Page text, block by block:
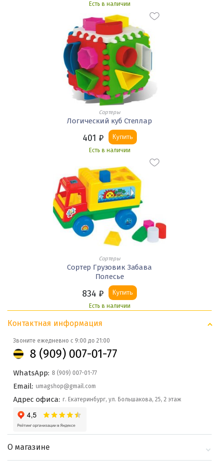
Есть в наличии
Сортеры
Логический куб Стеллар
401 ₽ Купить
Есть в наличии
Сортеры
Сортер Грузовик Забава
Полесье
834 ₽ Купить
Есть в наличии
Контактная информация
Звоните ежедневно с 9:00 до 21:00
8 (909) 007-01-77
WhatsApp: 8 (909) 007-01-77
Email: umagshop@gmail.com
Адрес офиса: г. Екатеринбург, ул. Большакова, 25, 2 этаж
О магазине